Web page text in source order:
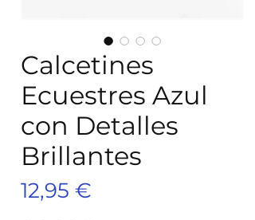
Calcetines
Ecuestres Azul
con Detalles
Brillantes
12,95 €